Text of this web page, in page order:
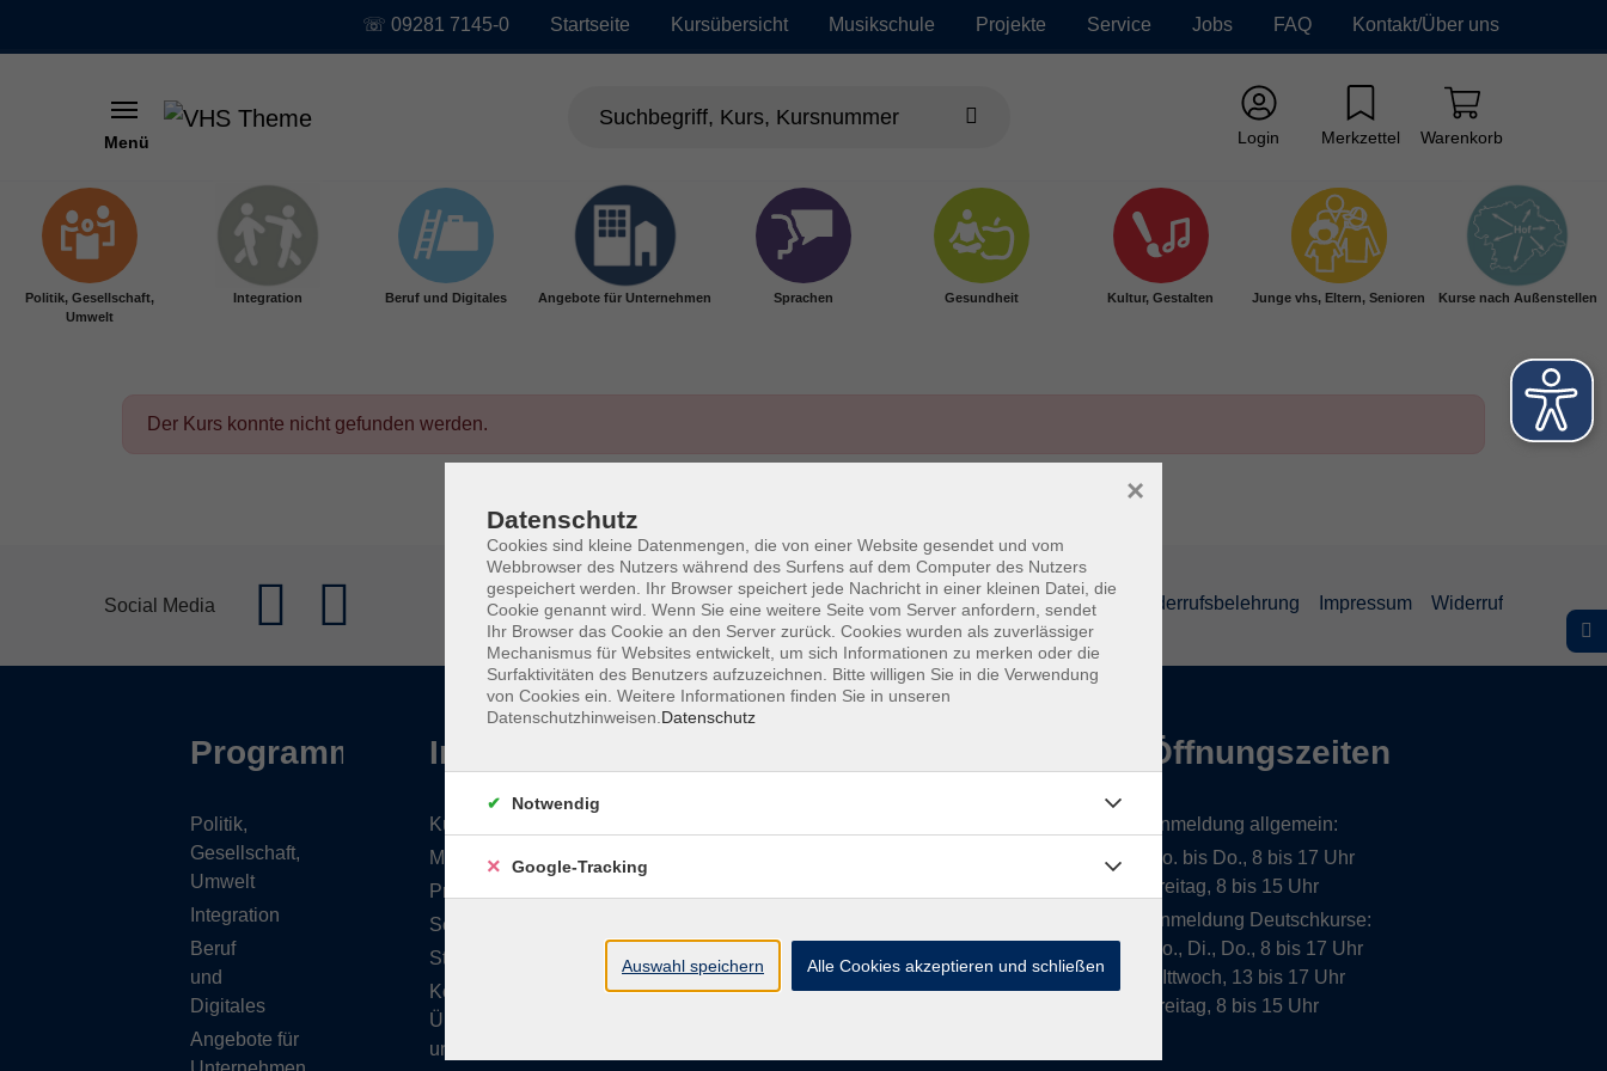
Skip to main content
☏ 09281 7145-0 Startseite Kursübersicht Musikschule Projekte Service Jobs FAQ Kontakt/Über uns
Menü Login Merkzettel Warenkorb
Politik, Gesellschaft,
Umwelt
Integration Beruf und Digitales Angebote für Unternehmen Sprachen Gesundheit Kultur, Gestalten Junge vhs, Eltern, Senioren Kurse nach Außenstellen
Der Kurs konnte nicht gefunden werden.
Social Media AGB Datenschutzerklärung Barrierefreiheitserklärung Widerrufsbelehrung Impressum Widerruf
Programm
Politik,
Gesellschaft,
Umwelt
Integration
Beruf
und
Digitales
Angebote für
Inhalte
Kursübersicht
Musikschule
Projekte
Service
Stellenangebote
Kontakt/
Über
uns
Öffnungszeiten
Anmeldung allgemein:
Mo. bis Do., 8 bis 17 Uhr
Freitag, 8 bis 15 Uhr
Anmeldung Deutschkurse:
Mo., Di., Do., 8 bis 17 Uhr
MIttwoch, 13 bis 17 Uhr
Freitag, 8 bis 15 Uhr
Datenschutz
Cookies sind kleine Datenmengen, die von einer Website gesendet und vom
Webbrowser des Nutzers während des Surfens auf dem Computer des Nutzers
gespeichert werden. Ihr Browser speichert jede Nachricht in einer kleinen Datei, die
Cookie genannt wird. Wenn Sie eine weitere Seite vom Server anfordern, sendet
Ihr Browser das Cookie an den Server zurück. Cookies wurden als zuverlässiger
Mechanismus für Websites entwickelt, um sich Informationen zu merken oder die
Surfaktivitäten des Benutzers aufzuzeichnen. Bitte willigen Sie in die Verwendung
von Cookies ein. Weitere Informationen finden Sie in unseren
Datenschutzhinweisen. Datenschutz
×
Notwendig
Google-Tracking
Auswahl speichern Alle Cookies akzeptieren und schließen